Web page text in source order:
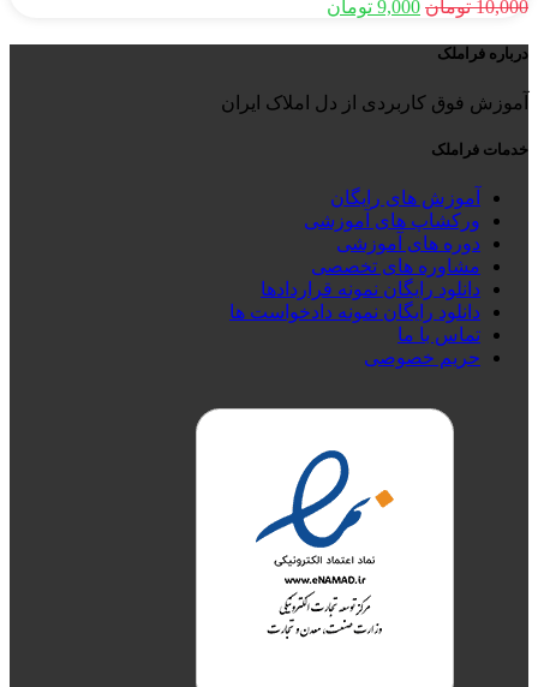
10,000 تومان قیمت
10,000 تومان
9,000 تومان
9,000 تومان
درباره فراملک
آموزش فوق کاربردی از دل املاک ایران
خدمات فراملک
آموزش های رایگان
ورکشاپ های آموزشی
دوره های آموزشی
مشاوره های تخصصی
دانلود رایگان نمونه قراردادها
دانلود رایگان نمونه دادخواست ها
تماس با ما
حریم خصوصی